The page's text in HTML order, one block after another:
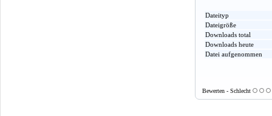
Dateityp
Dateigröße
Downloads total
Downloads heute
Datei aufgenommen
Bewerten - Schlecht